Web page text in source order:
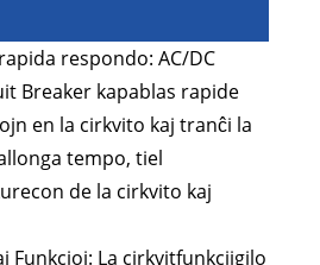
respondo: AC/DC
Breaker kapablas rapide
en la cirkvito kaj tranĉi la
tempo, tiel
de la cirkvito kaj
Funkcioj: La cirkvitfunkciigilo